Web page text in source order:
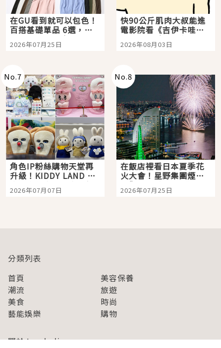
在GU看到就可以包色！
百搭基礎單品 6選，閉
眼全收也不心疼
2026年07月25日
快90公斤肌肉大叔能進
電影院看《吉伊卡哇》
嗎？日本重金屬樂團
「打首」會長與nagano
2026年08月03日
No.7
角色IP粉絲購物天堂再
升級！KIDDY LAND 原
宿店吉伊卡哇迎客，新
開幕 OMOKADO 店3分
2026年07月07日
No.8
在飯店裡看日本夏季花
火大會！星野集團煙火
景觀飯店6選，讓你不用
人擠人悠閒欣賞
2026年07月25日
分類列表
首頁
美容保養
潮流
旅遊
美食
時尚
藝能娛樂
購物
關於Japaholic